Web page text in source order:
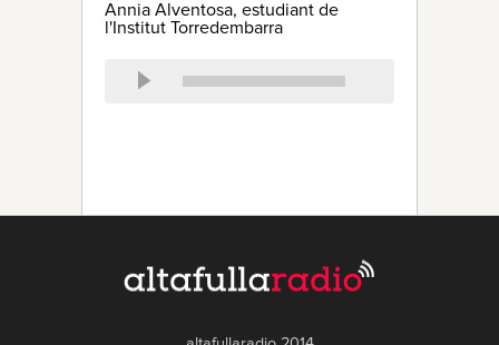
Annia Alventosa, estudiant de
l'Institut Torredembarra